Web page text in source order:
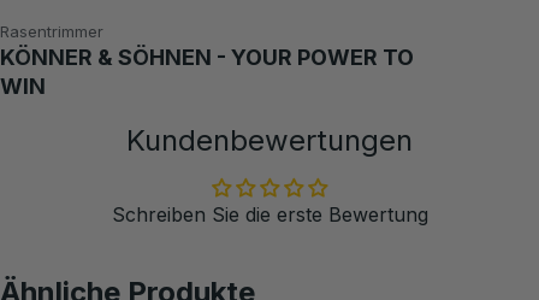
Rasentrimmer
KÖNNER & SÖHNEN - YOUR POWER TO
WIN
Kundenbewertungen
Schreiben Sie die erste Bewertung
Ähnliche Produkte